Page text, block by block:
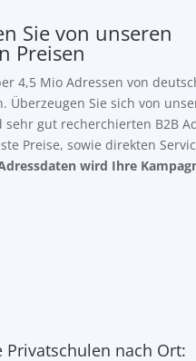
Sie von unseren
Preisen
4,5 Mio Adressen von
Überzeugen Sie sich von
gut recherchierten B2B
Preise, sowie direkten
wird Ihre
Privatschulen nach Ort: